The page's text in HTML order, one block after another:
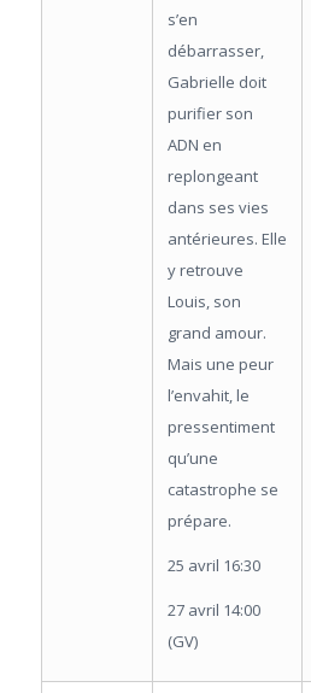
s’en
débarrasser,
Gabrielle doit
purifier son
ADN en
replongeant
dans ses vies
antérieures. Elle
y retrouve
Louis, son
grand amour.
Mais une peur
l’envahit, le
pressentiment
qu’une
catastrophe se
prépare.
25 avril 16:30
27 avril 14:00
(GV)